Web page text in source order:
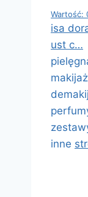
Wartość:
isa
ust c…
makijaż
inne